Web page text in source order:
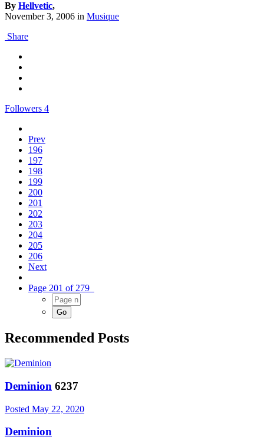
By Hellvetic,
November 3, 2006 in Musique
Share
Followers 4
Prev
196
197
198
199
200
201
202
203
204
205
206
Next
Page 201 of 279
Recommended Posts
Deminion 6237
Posted May 22, 2020
Deminion